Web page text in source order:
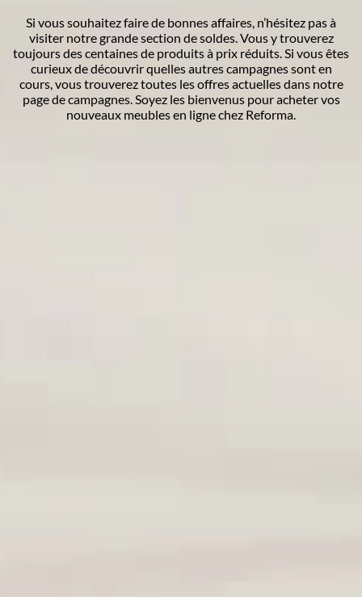
Si vous souhaitez faire de bonnes affaires, n’hésitez pas à
visiter notre grande section de soldes. Vous y trouverez
toujours des centaines de produits à prix réduits. Si vous êtes
curieux de découvrir quelles autres campagnes sont en
cours, vous trouverez toutes les offres actuelles dans notre
page de campagnes. Soyez les bienvenus pour acheter vos
nouveaux meubles en ligne chez Reforma.